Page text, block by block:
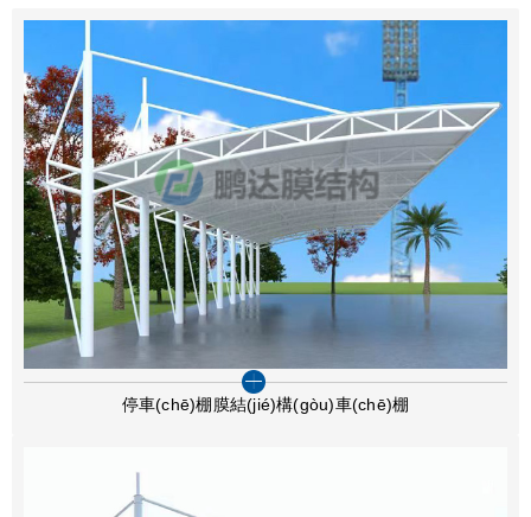
停車(chē)棚膜結(jié)構(gòu)車(chē)棚